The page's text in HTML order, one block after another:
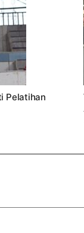
Pelatihan